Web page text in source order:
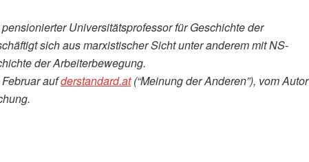
Universitätsprofessor für Geschichte der
sich aus marxistischer Sicht unter anderem mit NS-
der Arbeiterbewegung.
aufderstandard​.at(“Meinung der Anderen”), vom Autor